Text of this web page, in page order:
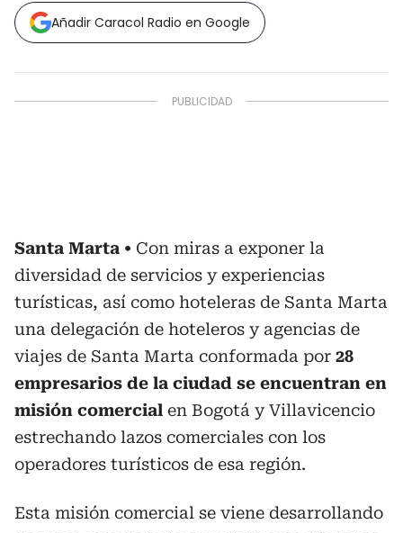
Añadir Caracol Radio en Google
Santa Marta
Con miras a exponer la
diversidad de servicios y experiencias
turísticas, así como hoteleras de Santa Marta
una delegación de hoteleros y agencias de
viajes de Santa Marta conformada por 28
empresarios de la ciudad se encuentran en
misión comercial en Bogotá y Villavicencio
estrechando lazos comerciales con los
operadores turísticos de esa región.
Esta misión comercial se viene desarrollando